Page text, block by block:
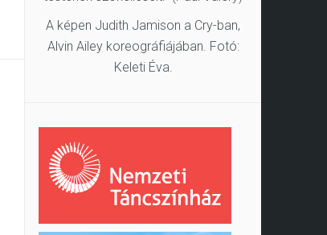
A képen Judith Jamison a Cry-ban,
Alvin Ailey koreográfiájában. Fotó:
Keleti Éva.